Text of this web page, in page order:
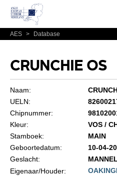
AES > Database
CRUNCHIE OS
Naam:
UELN:
Chipnummer:
Kleur:
VOS /
Stamboek:
MAIN
Geboortedatum:
10-04-
Geslacht:
Eigenaar/Houder: